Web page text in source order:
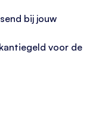
bij jouw
voor de